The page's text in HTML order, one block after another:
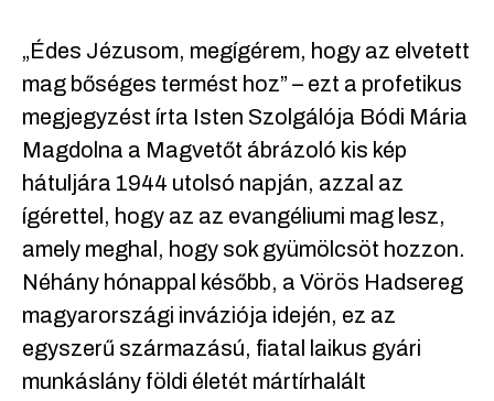
„Édes Jézusom, megígérem, hogy az elvetett
mag bőséges termést hoz” – ezt a profetikus
megjegyzést írta Isten Szolgálója Bódi Mária
Magdolna a Magvetőt ábrázoló kis kép
hátuljára 1944 utolsó napján, azzal az
ígérettel, hogy az az evangéliumi mag lesz,
amely meghal, hogy sok gyümölcsöt hozzon.
Néhány hónappal később, a Vörös Hadsereg
magyarországi inváziója idején, ez az
egyszerű származású, fiatal laikus gyári
munkáslány földi életét mártírhalált